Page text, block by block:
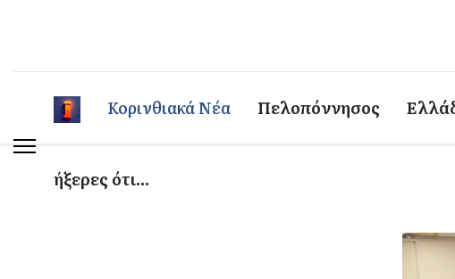
Κορινθιακά Νέα Πελοπόννησος
ήξερες ότι...